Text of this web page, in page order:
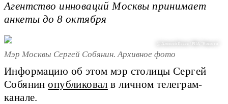
Агентство инноваций Москвы принимает
анкеты до 8 октября
@ Алексей Исаев / РИА "Новости"
Мэр Москвы Сергей Собянин. Архивное фото
Информацию об этом мэр столицы Сергей
Собянинопубликовал в личном телеграм-
канале.